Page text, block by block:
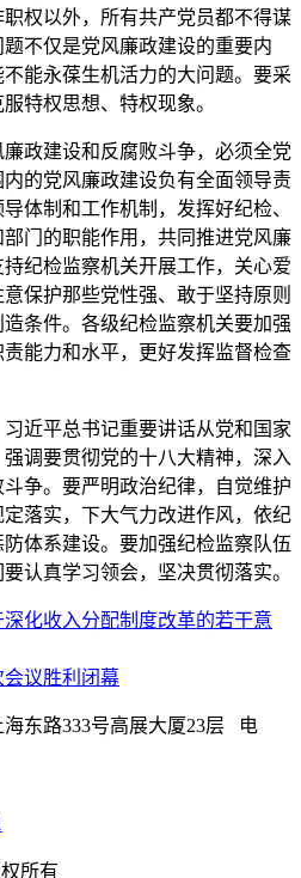
权以外，所有共产党员都不得谋
不仅是党风廉政建设的重要内
能永葆生机活力的大问题。要采
特权思想、特权现象。
建设和反腐败斗争，必须全党
的党风廉政建设负有全面领导责
体制和工作机制，发挥好纪检、
门的职能作用，共同推进党风廉
纪检监察机关开展工作，关心爱
保护那些党性强、敢于坚持原则
条件。各级纪检监察机关要加强
能力和水平，更好发挥监督检查
近平总书记重要讲话从党和国家
调要贯彻党的十八大精神，深入
争。要严明政治纪律，自觉维护
落实，下大气力改进作风，依纪
体系建设。要加强纪检监察队伍
认真学习领会，坚决贯彻落实。
化收入分配制度改革的若干意
议胜利闭幕
东路333号高展大厦23层 电
所有